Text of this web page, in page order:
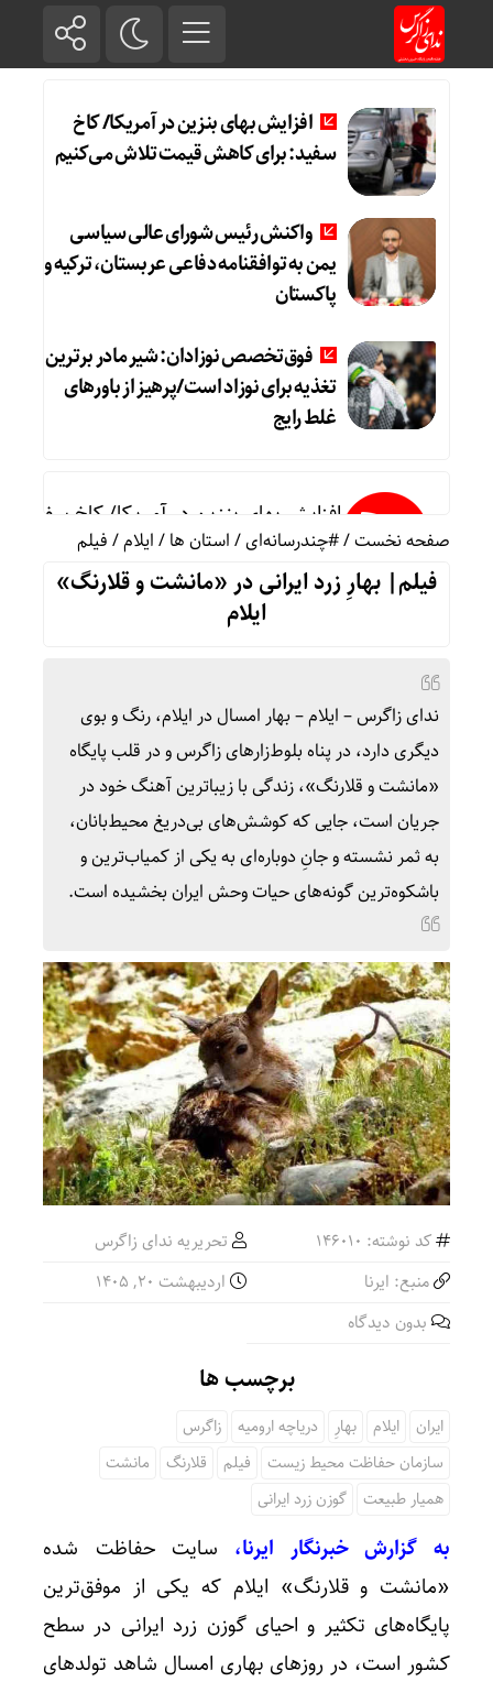
افزایش بهای بنزین در آمریکا/ کاخ
سفید: برای کاهش قیمت تلاش می‌کنیم
واکنش رئیس شورای عالی سیاسی
یمن به توافقنامه دفاعی عربستان، ترکیه و
پاکستان
فوق‌تخصص نوزادان: شیر مادر برترین
تغذیه برای نوزاد است/پرهیز از باورهای
غلط رایج
افزایش بهای بنزین در آمریکا/ کاخ
واکنش رئیس شورای عالی سیاسی یمن به
خطیب نماز جمعه تهران:در «جنگ اخیر»
عملیات نصر ۲ چه تاثیری در معادلات جنگ داشت؟ *سعدالله زارعی
تنگی انگشتر و کفش در گرما؛ واکنش
بورس تهران چگونه از ریزش به رکوردشکنی
رضایی: یک درصد بودجه فوتبال را به
صفحه نخست/#چندرسانه‌ای/استان ها/ایلام/فیلم
فیلم| بهارِ زرد ایرانی در «مانشت و قلارنگ»
ایلام
ندای زاگرس – ایلام – بهار امسال در ایلام، رنگ و بوی
دیگری دارد، در پناه بلوط‌زارهای زاگرس و در قلب پایگاه
«مانشت و قلارنگ»، زندگی با زیباترین آهنگ خود در
جریان است، جایی که کوشش‌های بی‌دریغ محیط‌بانان،
به ثمر نشسته و جانِ دوباره‌ای به یکی از کمیاب‌ترین و
باشکوه‌ترین گونه‌های حیات وحش ایران بخشیده است.
کد نوشته: 146010
تحریریه ندای زاگرس
منبع: ایرنا
اردیبهشت ۲۰, ۱۴۰۵
بدون دیدگاه
برچسب ها
ایران ایلام بهارِ دریاچه ارومیه
زاگرس
سازمان حفاظت محیط زیست
فیلم قلارنگ
مانشت
همیار طبیعت
گوزن زرد ایرانی
به گزارش خبرنگار ایرنا، سایت حفاظت شده
«مانشت و قلارنگ» ایلام که یکی از موفق‌ترین
پایگاه‌های تکثیر و احیای گوزن زرد ایرانی در سطح
کشور است، در روزهای بهاری امسال شاهد تولدهای